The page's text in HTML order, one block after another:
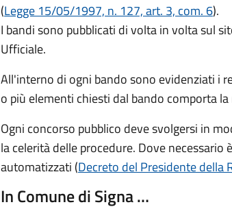
(Legge 15/05/1997, n. 127, art. 3, com. 6).
I bandi sono pubblicati di volta in volta sul
Ufficiale.
All'interno di ogni bando sono evidenziati i
o più elementi chiesti dal bando comporta
Ogni concorso pubblico deve svolgersi in
la celerità delle procedure. Dove necessario
automatizzati (Decreto del Presidente della
In Comune di Signa …